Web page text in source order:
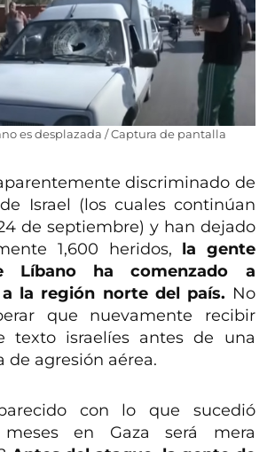
es desplazada / Captura de pantalla
discriminado de
Israel (los cuales continúan
de septiembre) y han dejado
1,600 heridos, la gente
Líbano ha comenzado a
a la región norte del país. No
que nuevamente recibir
texto israelíes antes de una
de agresión aérea.
con lo que sucedió
en Gaza será mera